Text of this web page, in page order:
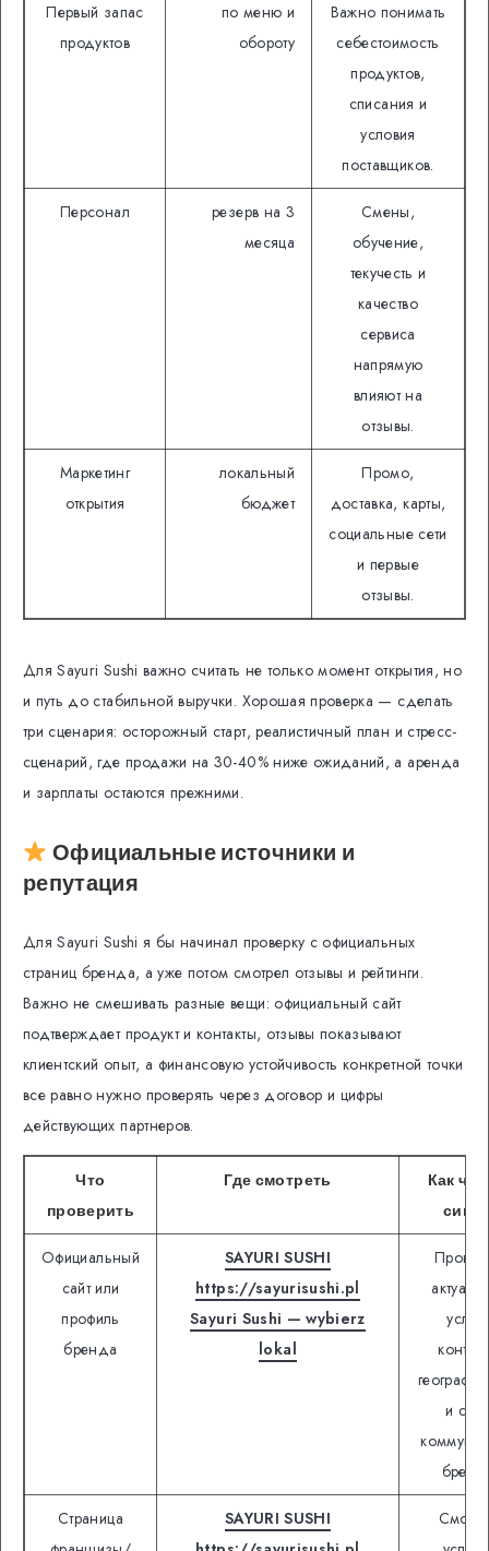
Первый запас
продуктов
по меню и
обороту
Важно понимать
себестоимость
продуктов,
списания и
условия
поставщиков.
Персонал
резерв на 3
месяца
Смены,
обучение,
текучесть и
качество
сервиса
напрямую
влияют на
отзывы.
Маркетинг
открытия
локальный
бюджет
Промо,
доставка, карты,
социальные сети
и первые
отзывы.
Для Sayuri Sushi важно считать не только момент открытия, но
и путь до стабильной выручки. Хорошая проверка — сделать
три сценария: осторожный старт, реалистичный план и стресс-
сценарий, где продажи на 30-40% ниже ожиданий, а аренда
и зарплаты остаются прежними.
Официальные источники и
репутация
Для Sayuri Sushi я бы начинал проверку с официальных
страниц бренда, а уже потом смотрел отзывы и рейтинги.
Важно не смешивать разные вещи: официальный сайт
подтверждает продукт и контакты, отзывы показывают
клиентский опыт, а финансовую устойчивость конкретной точки
все равно нужно проверять через договор и цифры
действующих партнеров.
Что
проверить
Где смотреть
Как
Официальный
сайт или
профиль
бренда
SAYURI SUSHI
https://sayurisushi.pl
Sayuri Sushi — wybierz
lokal
и
Страница
SAYURI SUSHI